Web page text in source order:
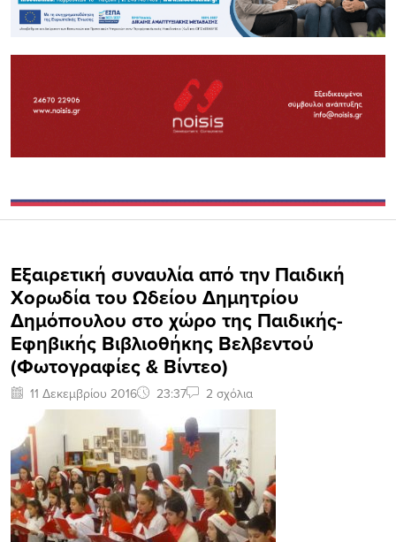
Εξαιρετική συναυλία από την Παιδική
Χορωδία του Ωδείου Δημητρίου
Δημόπουλου στο χώρο της Παιδικής-
Εφηβικής Βιβλιοθήκης Βελβεντού
(Φωτογραφίες & Βίντεο)
11 Δεκεμβρίου 2016 23:37 2 σχόλια